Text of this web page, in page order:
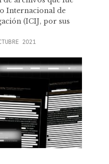
Internacional de
(ICIJ, por sus
2021